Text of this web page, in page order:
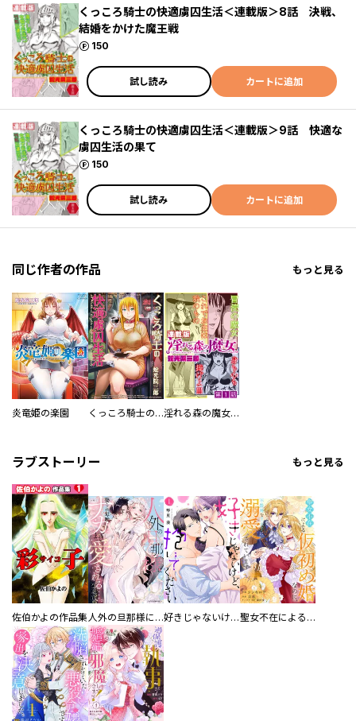
くっころ騎士の快適虜囚生活＜連載版＞8話 決戦、
結婚をかけた魔王戦
150
ポイント
試し読み カートに追加
くっころ騎士の快適虜囚生活＜連載版＞9話 快適な
虜囚生活の果て
150
ポイント
試し読み カートに追加
同じ作者の作品 もっと見る
炎竜姫の楽園 くっころ騎士の快適虜囚生活 淫れる森の魔女＜連載版＞
ラブストーリー もっと見る
佐伯かよの作品集 人外の旦那様に娶られ毎晩ナカまで愛される…。アンソロジー 好きじゃないけど、抱いてください【電子単行本版／特典おまけ付き】 聖女不在による仮初め婚なのに、不器用な王太子に溺愛されています【電子単行本版／特典おまけ付き】